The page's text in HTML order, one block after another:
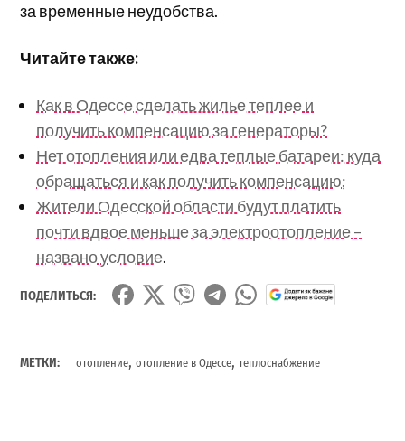
за временные неудобства.
Читайте также:
Как в Одессе сделать жилье теплее и
получить компенсацию за генераторы?
Нет отопления или едва теплые батареи: куда
обращаться и как получить компенсацию;
Жители Одесской области будут платить
почти вдвое меньше за электроотопление –
названо условие.
ПОДЕЛИТЬСЯ:
МЕТКИ: отопление,отопление в Одессе,теплоснабжение